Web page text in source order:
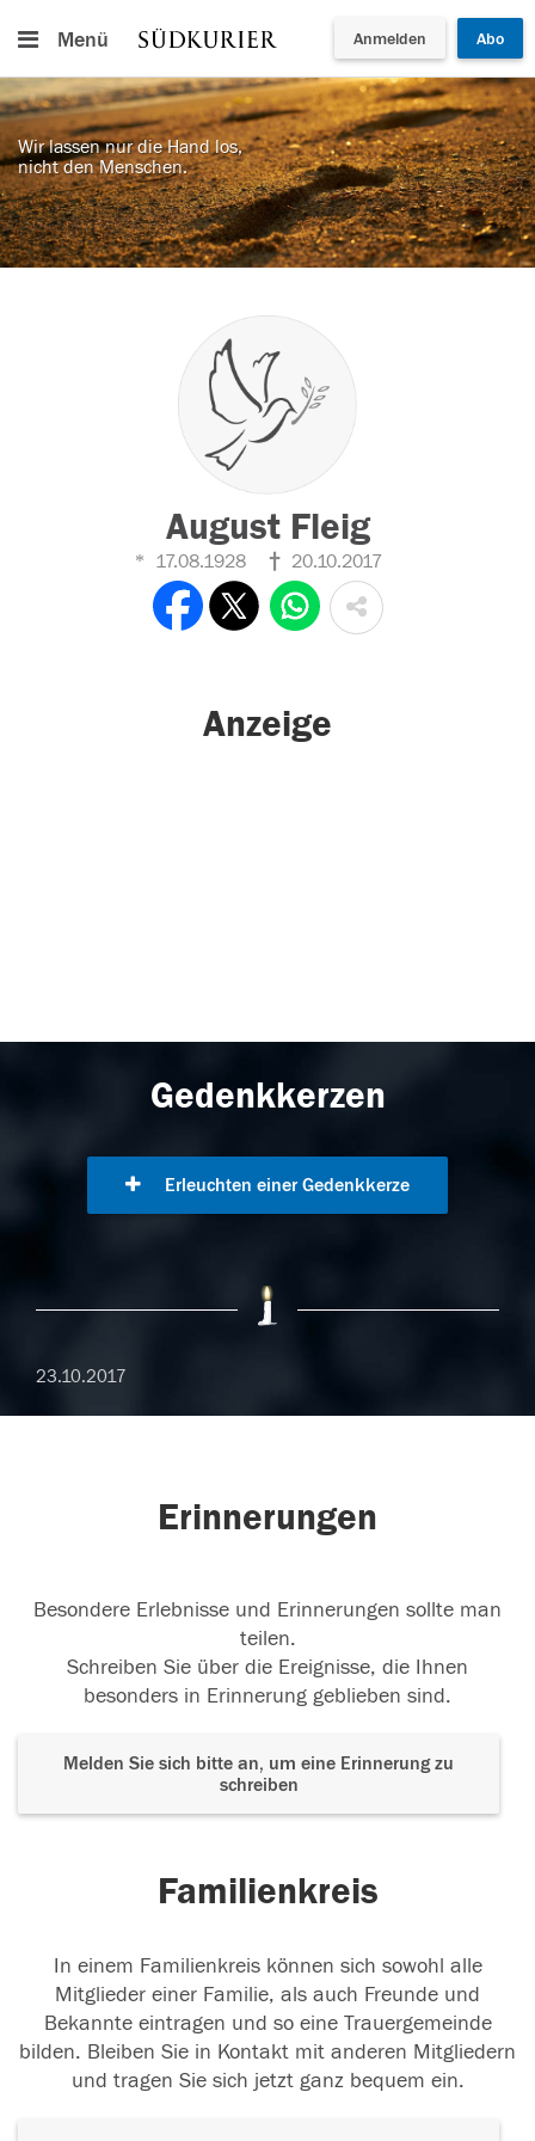
Menü Anmelden Abo
Wir lassen nur die Hand los,
nicht den Menschen.
August Fleig
17.08.1928 20.10.2017
Anzeige
Gedenkkerzen
Erleuchten einer Gedenkkerze
23.10.2017
Erinnerungen
Besondere Erlebnisse und Erinnerungen sollte man
teilen.
Schreiben Sie über die Ereignisse, die Ihnen
besonders in Erinnerung geblieben sind.
Melden Sie sich bitte an, um eine Erinnerung zu
schreiben
Familienkreis
In einem Familienkreis können sich sowohl alle
Mitglieder einer Familie, als auch Freunde und
Bekannte eintragen und so eine Trauergemeinde
bilden. Bleiben Sie in Kontakt mit anderen Mitgliedern
und tragen Sie sich jetzt ganz bequem ein.